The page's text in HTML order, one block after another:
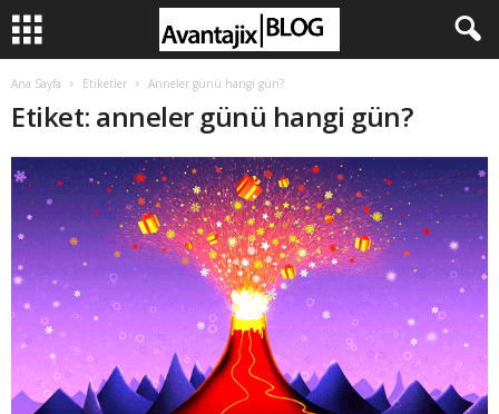
Ana Sayfa Etiketler Anneler günü hangi gün?
Etiket: anneler günü hangi gün?